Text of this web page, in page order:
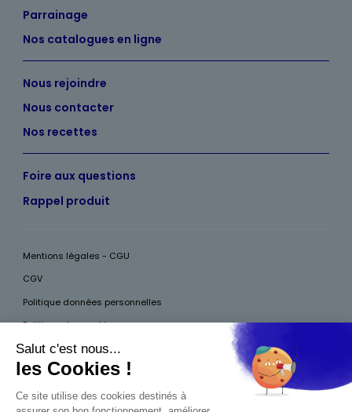
Parrainage
Nos catalogues en ligne
Nous rejoindre
Nous contacter
Nos recettes
Foire aux questions
Rappel produit
Mentions légales - CGU
CGV
Politique données personnelles
Politique des cookies
Accessibilité
Pour votre santé, mangez au moins cinq fruits et légumes par jour, plus